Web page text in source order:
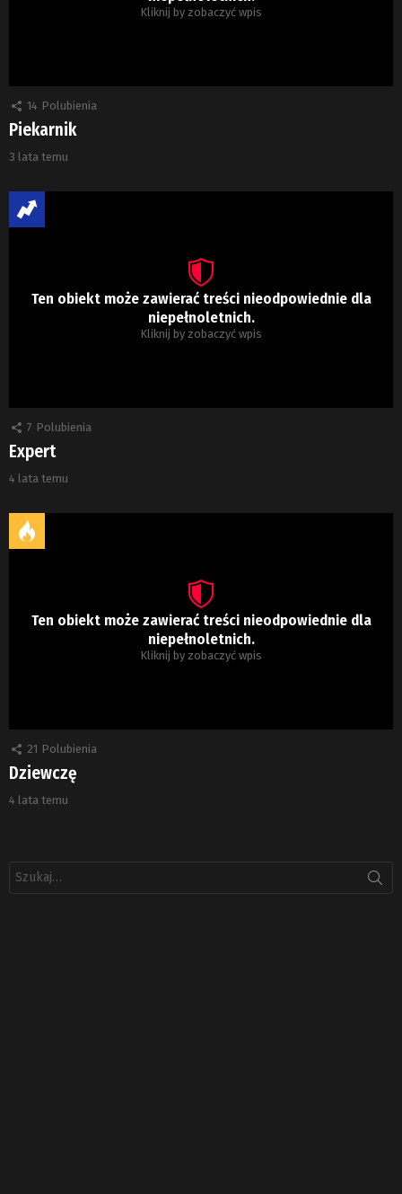
Kliknij by zobaczyć wpis
14 Polubienia
Piekarnik
3 lata temu
Ten obiekt może zawierać treści nieodpowiednie dla
niepełnoletnich.
Kliknij by zobaczyć wpis
7 Polubienia
Expert
4 lata temu
Ten obiekt może zawierać treści nieodpowiednie dla
niepełnoletnich.
Kliknij by zobaczyć wpis
21 Polubienia
Dziewczę
4 lata temu